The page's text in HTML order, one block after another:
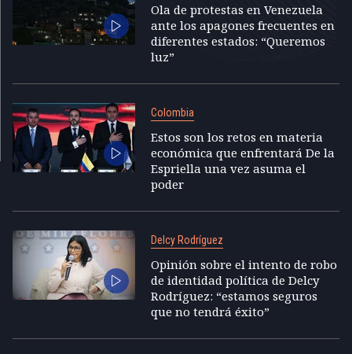
Ola de protestas en Venezuela
ante los apagones frecuentes en
diferentes estados: “Queremos
luz”
Colombia
Estos son los retos en materia
económica que enfrentará De la
Espriella una vez asuma el
poder
Delcy Rodríguez
Opinión sobre el intento de robo
de identidad política de Delcy
Rodríguez: “estamos seguros
que no tendrá éxito”